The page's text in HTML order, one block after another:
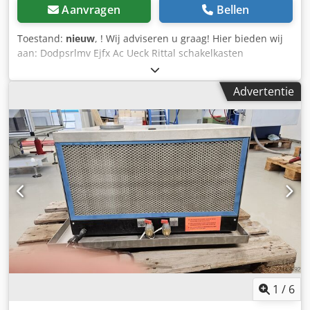
Aanvragen Bellen
Toestand: nieuw, ! Wij adviseren u graag! Hier bieden wij
aan: Dodpsrlmv Ejfx Ac Ueck Rittal schakelkasten
AX1076.000 Afmetingen = 600x760x210mm
Advertentie
1 / 6